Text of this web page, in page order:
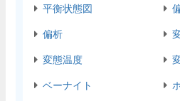
平衡状態図
偏析
変態温度
ベーナイト